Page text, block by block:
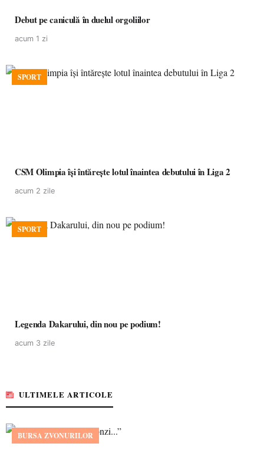
Debut pe caniculă în duelul orgoliilor
acum 1 zi
SPORT
CSM Olimpia își întărește lotul înaintea debutului în Liga 2
acum 2 zile
SPORT
Legenda Dakarului, din nou pe podium!
acum 3 zile
ULTIMELE ARTICOLE
BURSA ZVONURILOR